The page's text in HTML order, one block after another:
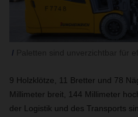
9 Holzklötze, 11 Bretter und 78
Millimeter breit, 144 Millimeter
der Logistik und des Transports